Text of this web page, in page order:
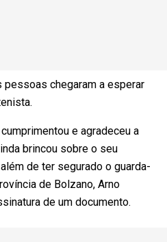
pessoas chegaram a esperar
e agradeceu a
brincou sobre o seu
de ter segurado o guarda-
de Bolzano, Arno
de um documento.